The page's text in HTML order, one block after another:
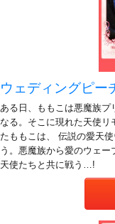
ウェディングピー
ある日、ももこは悪魔族プ
なる。そこに現れた天使リ
たももこは、 伝説の愛天
う。悪魔族から愛のウェ
天使たちと共に戦う…!